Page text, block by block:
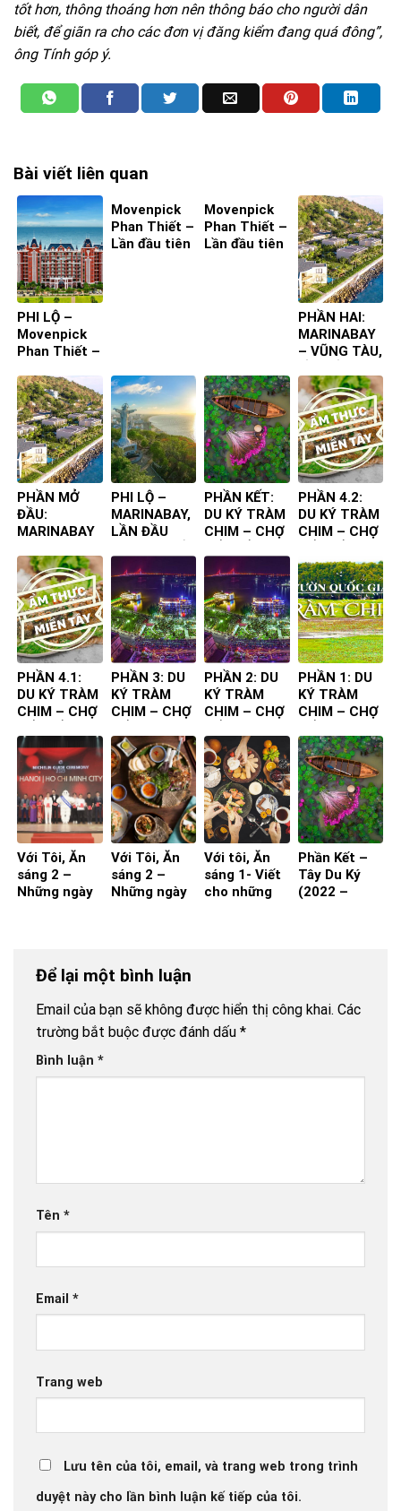
tốt hơn, thông thoáng hơn nên thông báo cho người dân
biết, để giãn ra cho các đơn vị đăng kiểm đang quá đông”,
ông Tính góp ý.
Bài viết liên quan
PHI LỘ –
Movenpick
Phan Thiết –
ta đến
Movenpick
Phan Thiết –
Lần đầu tiên
Movenpick
Phan Thiết –
Lần đầu tiên
PHẦN HAI:
MARINABAY
– VŨNG TÀU,
TIÊN TA ĐẾN
PHẦN MỞ
ĐẦU:
MARINABAY
LẦN ĐẦU
TIÊN TA ĐẾN
PHI LỘ –
MARINABAY,
LẦN ĐẦU
PHẦN KẾT:
DU KÝ TRÀM
CHIM – CHỢ
THỰC
CHUYẾN ĐI
PHẦN 4.2:
DU KÝ TRÀM
CHIM – CHỢ
THỰC
CHUYẾN ĐI
PHẦN 4.1:
DU KÝ TRÀM
CHIM – CHỢ
THỰC
CHUYẾN ĐI
PHẦN 3: DU
KÝ TRÀM
CHIM – CHỢ
PHẦN 2: DU
KÝ TRÀM
CHIM – CHỢ
PHẦN 1: DU
KÝ TRÀM
CHIM – CHỢ
Với Tôi, Ăn
sáng 2 –
Những ngày
Với Tôi, Ăn
sáng 2 –
Những ngày
Với tôi, Ăn
sáng 1- Viết
cho những
Phần Kết –
Tây Du Ký
(2022 –
Để lại một bình luận
Email của bạn sẽ không được hiển thị công khai. Các
trường bắt buộc được đánh dấu *
Bình luận *
Tên *
Email *
Trang web
Lưu tên của tôi, email, và trang web trong trình
duyệt này cho lần bình luận kế tiếp của tôi.